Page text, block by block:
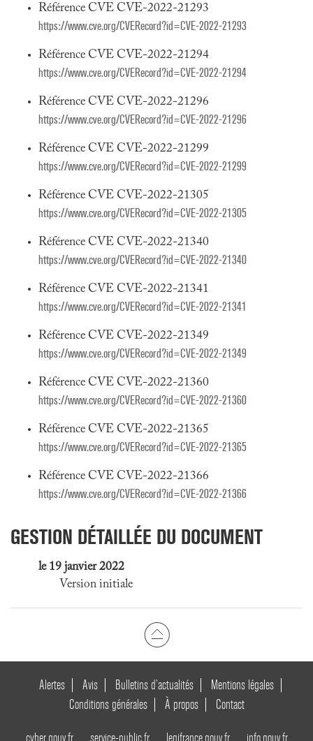
Référence CVE CVE-2022-21293
https://www.cve.org/CVERecord?id=CVE-2022-21293
Référence CVE CVE-2022-21294
https://www.cve.org/CVERecord?id=CVE-2022-21294
Référence CVE CVE-2022-21296
https://www.cve.org/CVERecord?id=CVE-2022-21296
Référence CVE CVE-2022-21299
https://www.cve.org/CVERecord?id=CVE-2022-21299
Référence CVE CVE-2022-21305
https://www.cve.org/CVERecord?id=CVE-2022-21305
Référence CVE CVE-2022-21340
https://www.cve.org/CVERecord?id=CVE-2022-21340
Référence CVE CVE-2022-21341
https://www.cve.org/CVERecord?id=CVE-2022-21341
Référence CVE CVE-2022-21349
https://www.cve.org/CVERecord?id=CVE-2022-21349
Référence CVE CVE-2022-21360
https://www.cve.org/CVERecord?id=CVE-2022-21360
Référence CVE CVE-2022-21365
https://www.cve.org/CVERecord?id=CVE-2022-21365
Référence CVE CVE-2022-21366
https://www.cve.org/CVERecord?id=CVE-2022-21366
GESTION DÉTAILLÉE DU DOCUMENT
le 19 janvier 2022
Version initiale
Alertes Avis Bulletins d’actualités
Mentions légales
Conditions générales
À propos Contact